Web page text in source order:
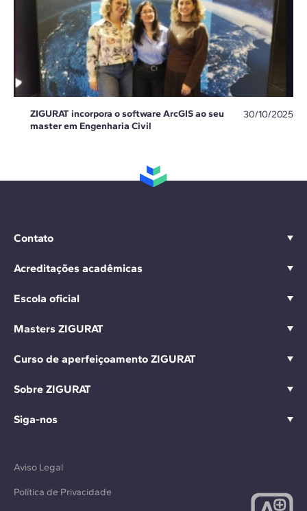
ZIGURAT incorpora o software ArcGIS ao seu
master em Engenharia Civil
30/10/2025
Contato
Acreditações acadêmicas
Escola oficial
Masters ZIGURAT
Curso de aperfeiçoamento ZIGURAT
Sobre ZIGURAT
Siga-nos
Aviso Legal
Política de Privacidade